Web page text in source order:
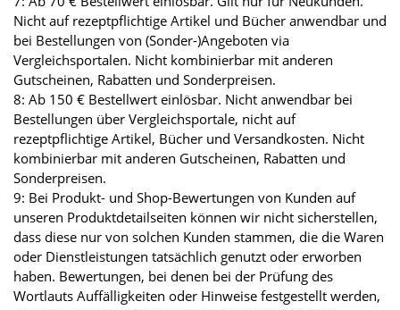
Nicht auf rezeptpflichtige Artikel und Bücher anwendbar und
bei Bestellungen von (Sonder-)Angeboten via
Vergleichsportalen. Nicht kombinierbar mit anderen
Gutscheinen, Rabatten und Sonderpreisen.
8: Ab 150 € Bestellwert einlösbar. Nicht anwendbar bei
Bestellungen über Vergleichsportale, nicht auf
rezeptpflichtige Artikel, Bücher und Versandkosten. Nicht
kombinierbar mit anderen Gutscheinen, Rabatten und
Sonderpreisen.
9: Bei Produkt- und Shop-Bewertungen von Kunden auf
unseren Produktdetailseiten können wir nicht sicherstellen,
dass diese nur von solchen Kunden stammen, die die Waren
oder Dienstleistungen tatsächlich genutzt oder erworben
haben. Bewertungen, bei denen bei der Prüfung des
Wortlauts Auffälligkeiten oder Hinweise festgestellt werden,